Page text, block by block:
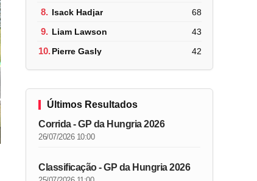
8. Isack Hadjar 68
9. Liam Lawson 43
10.Pierre Gasly 42
Últimos Resultados
Corrida - GP da Hungria 2026
26/07/2026 10:00
Classificação - GP da Hungria 2026